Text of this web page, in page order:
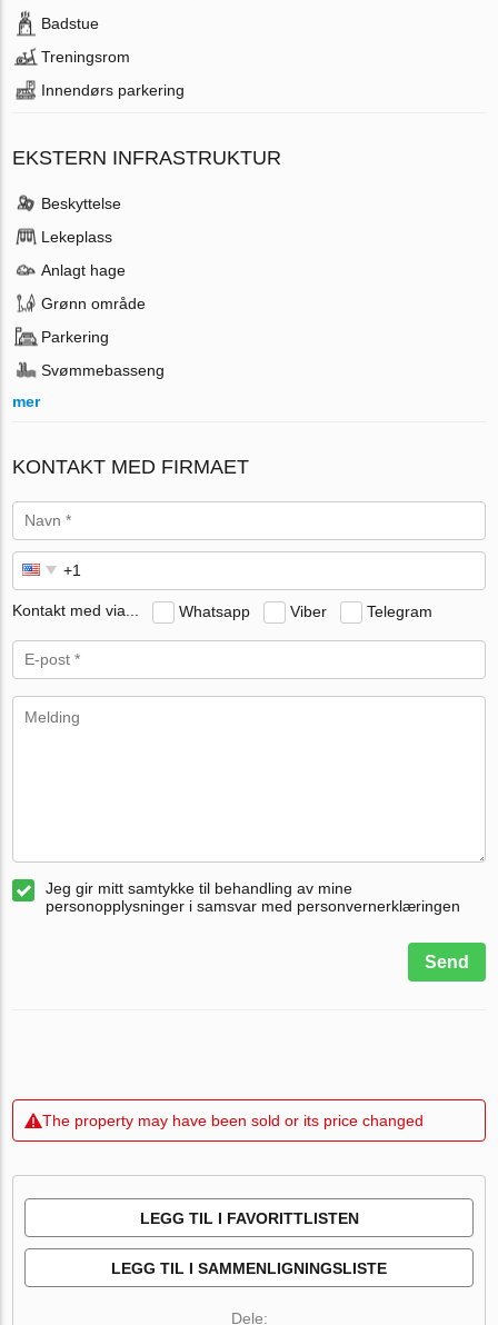
Badstue
Treningsrom
Innendørs parkering
EKSTERN INFRASTRUKTUR
Beskyttelse
Lekeplass
Anlagt hage
Grønn område
Parkering
Svømmebasseng
mer
KONTAKT MED FIRMAET
Kontakt med via... Whatsapp Viber Telegram
Jeg gir mitt samtykke til behandling av mine
personopplysninger i samsvar med personvernerklæringen
Send
The property may have been sold or its price changed
LEGG TIL I FAVORITTLISTEN
LEGG TIL I SAMMENLIGNINGSLISTE
Dele: